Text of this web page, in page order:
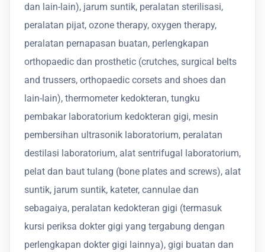
dan lain-lain), jarum suntik, peralatan sterilisasi,
peralatan pijat, ozone therapy, oxygen therapy,
peralatan pernapasan buatan, perlengkapan
orthopaedic dan prosthetic (crutches, surgical belts
and trussers, orthopaedic corsets and shoes dan
lain-lain), thermometer kedokteran, tungku
pembakar laboratorium kedokteran gigi, mesin
pembersihan ultrasonik laboratorium, peralatan
destilasi laboratorium, alat sentrifugal laboratorium,
pelat dan baut tulang (bone plates and screws), alat
suntik, jarum suntik, kateter, cannulae dan
sebagaiya, peralatan kedokteran gigi (termasuk
kursi periksa dokter gigi yang tergabung dengan
perlengkapan dokter gigi lainnya), gigi buatan dan